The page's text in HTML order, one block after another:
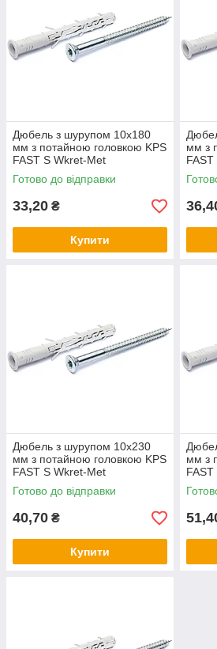
Дюбель з шурупом 10х180
мм з потайною головкою KPS
FAST S Wkret-Met
Готово до відправки
33,20 ₴
Купити
мм з
Дюбель з шурупом 10х230
мм з потайною головкою KPS
FAST S Wkret-Met
Готово до відправки
40,70 ₴
Купити
мм з